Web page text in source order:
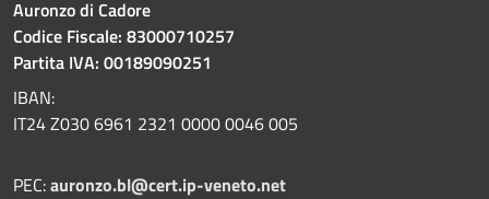
Auronzo di Cadore
Codice Fiscale: 83000710257
Partita IVA: 00189090251
IBAN:
IT24 Z030 6961 2321 0000 0046 005
PEC:auronzo.bl@cert.ip-veneto.net